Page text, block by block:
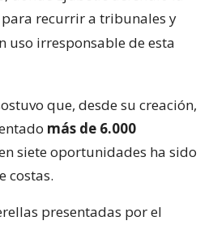
recurrir a tribunales y
uso irresponsable de esta
que, desde su creación,
más de 6.000
siete oportunidades ha sido
costas.
presentadas por el